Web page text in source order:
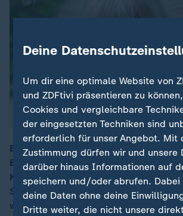
00:16
Eine Altersdepression wird häufig nicht
Besondere daran: Hier treten vor allem
Kopfschmerzen, Schwindel und
So kann eine Depression im höheren
werden.
Deine
Um dir eine optimale Website von
und ZDFtivi präsentieren zu
Cookies und vergleichbare
der eingesetzten Techniken sind
erforderlich für unser Angebot. Mit
Zustimmung dürfen wir und unsere
darüber hinaus Informationen auf
speichern und/oder abrufen. Dabei
deine Daten ohne deine
Dritte weiter, die nicht unsere